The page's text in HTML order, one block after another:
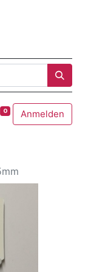
0 Anmelden